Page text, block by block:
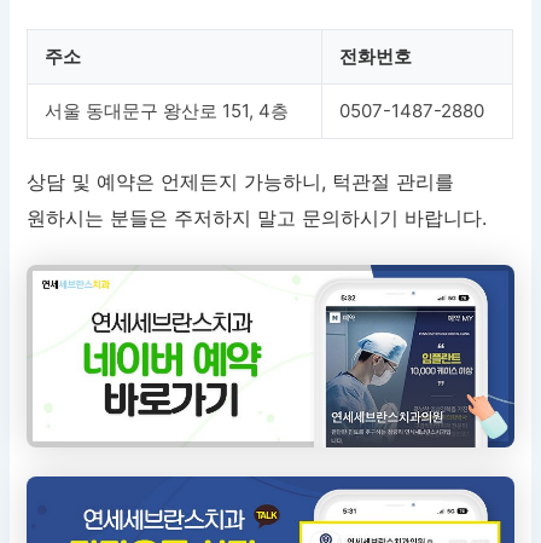
주소 전화번호
서울 동대문구 왕산로 151, 4층 0507-1487-2880
상담 및 예약은 언제든지 가능하니, 턱관절 관리를
원하시는 분들은 주저하지 말고 문의하시기 바랍니다.